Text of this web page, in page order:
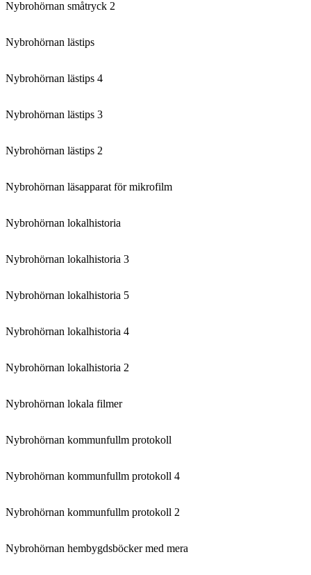
Nybrohörnan småtryck 2
Nybrohörnan lästips
Nybrohörnan lästips 4
Nybrohörnan lästips 3
Nybrohörnan lästips 2
Nybrohörnan läsapparat för mikrofilm
Nybrohörnan lokalhistoria
Nybrohörnan lokalhistoria 3
Nybrohörnan lokalhistoria 5
Nybrohörnan lokalhistoria 4
Nybrohörnan lokalhistoria 2
Nybrohörnan lokala filmer
Nybrohörnan kommunfullm protokoll
Nybrohörnan kommunfullm protokoll 4
Nybrohörnan kommunfullm protokoll 2
Nybrohörnan hembygdsböcker med mera